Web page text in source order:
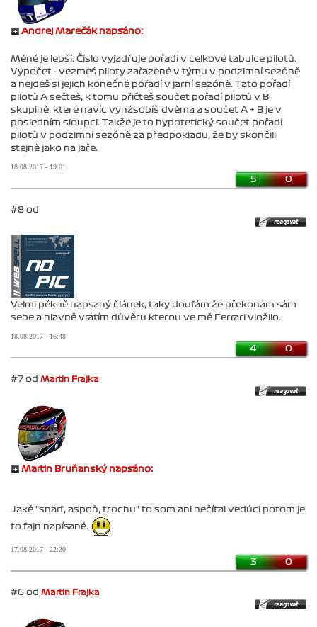
Andrej Marečák napsáno:
Méně je lepší. Číslo vyjadřuje pořadí v celkové tabulce pilotů.
Výpočet - vezmeš piloty zařazené v týmu v podzimní sezóně
a nejdeš si jejich konečné pořadí v jarní sezóně. Tato pořadí
pilotů A sečteš, k tomu přičteš součet pořadí pilotů v B
skupině, které navíc vynásobíš dvěma a součet A + B je v
posledním sloupci. Takže je to hypotetický součet pořadí
pilotů v podzimní sezóně za předpokladu, že by skončili
stejně jako na jaře.
18.08.2017 - 19:01
5 0
#8 od
Velmi pěkně napsaný článek, taky doufám že překonám sám
sebe a hlavně vrátím důvěru kterou ve mě Ferrari vložilo.
18.08.2017 - 16:48
4 0
#7 od Martin Frajka
Martin Bruňanský napsáno:
Jaké "snáď, aspoň, trochu" to som ani nečítal vedúci potom je
to fajn napísané.
17.08.2017 - 22:20
3 0
#6 od Martin Frajka